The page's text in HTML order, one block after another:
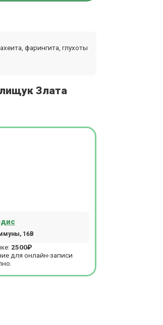
фарингита, глухоты
Злата
16В
2500₽
для онлайн-записи